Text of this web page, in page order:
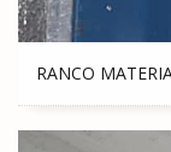
RANCO